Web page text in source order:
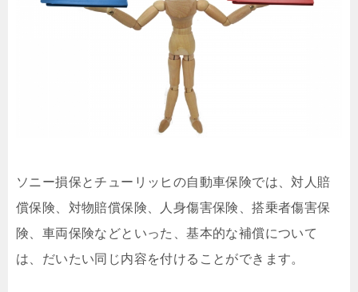
ソニー損保とチューリッヒの自動車保険では、対人賠
償保険、対物賠償保険、人身傷害保険、搭乗者傷害保
険、車両保険などといった、基本的な補償について
は、だいたい同じ内容を付けることができます。